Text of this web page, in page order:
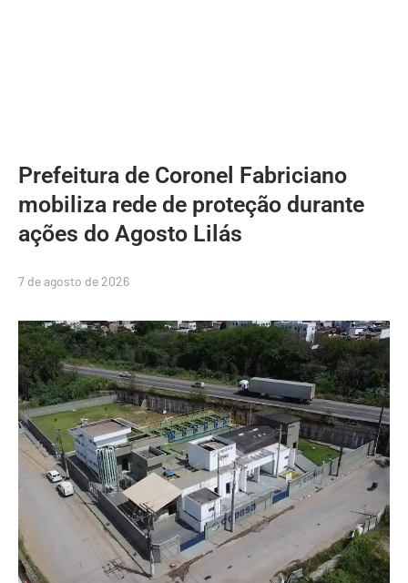
Prefeitura de Coronel Fabriciano
mobiliza rede de proteção durante
ações do Agosto Lilás
7 de agosto de 2026